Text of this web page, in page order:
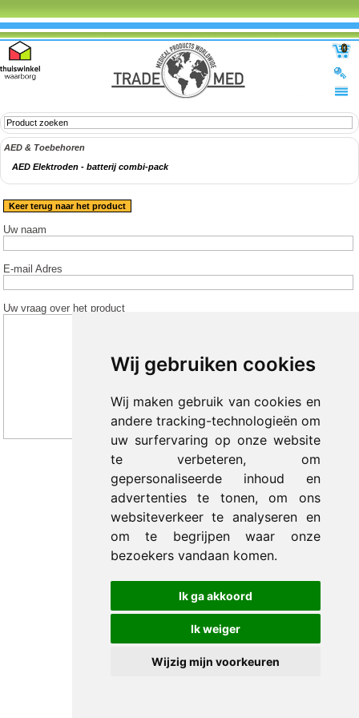
Wij gebruiken cookies
Wij maken gebruik van cookies en
andere tracking-technologieën om
uw surfervaring op onze website
te verbeteren, om
gepersonaliseerde inhoud en
advertenties te tonen, om ons
websiteverkeer te analyseren en
om te begrijpen waar onze
bezoekers vandaan komen.
Ik ga akkoord
Ik weiger
Wijzig mijn voorkeuren
0
AED & Toebehoren
AED Elektroden - batterij combi-pack
Keer terug naar het product
Uw naam
E-mail Adres
Uw vraag over het product
© 2012-2026 Trade Med B.V. -by Selious B.V.